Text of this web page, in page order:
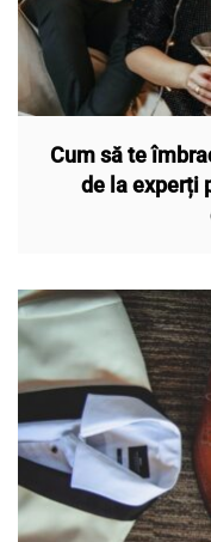
Cum să te
de la experți